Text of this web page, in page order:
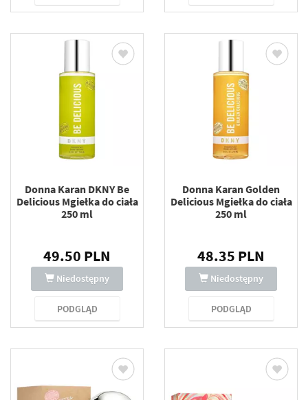
Donna Karan DKNY Be
Delicious Mgiełka do ciała
250 ml
49.50 PLN
Niedostępny
PODGLĄD
Donna Karan Golden
Delicious Mgiełka do ciała
250 ml
48.35 PLN
Niedostępny
PODGLĄD